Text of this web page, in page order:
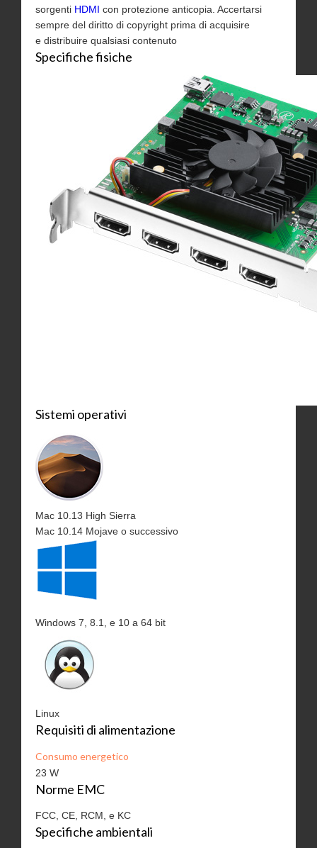
sorgenti HDMI con protezione anticopia. Accertarsi
sempre del diritto di copyright prima di acquisire
e distribuire qualsiasi contenuto
Specifiche fisiche
Sistemi operativi
Mac 10.13 High Sierra
Mac 10.14 Mojave o successivo
Windows 7, 8.1, e 10 a 64 bit
Linux
Requisiti di alimentazione
Consumo energetico
23 W
Norme EMC
FCC, CE, RCM, e KC
Specifiche ambientali